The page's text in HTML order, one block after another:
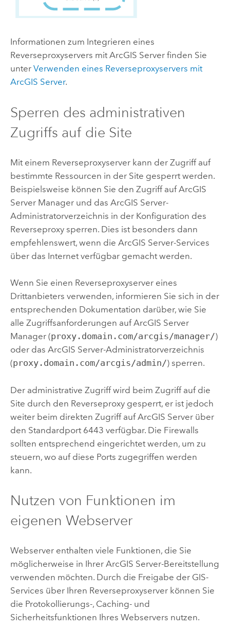
Informationen zum Integrieren eines
Reverseproxyservers mit ArcGIS Serverfinden Sie
unter Verwenden eines Reverseproxyservers mit
ArcGIS Server.
Sperren des administrativen
Zugriffs auf die Site
Mit einem Reverseproxyserver kann der Zugriff auf
bestimmte Ressourcen in der Site gesperrt werden.
Beispielsweise können Sie den Zugriff aufArcGIS
ServerManager und das ArcGIS Server-
Administratorverzeichnis in der Konfiguration des
Reverseproxy sperren. Dies ist besonders dann
empfehlenswert, wenn die ArcGIS Server-Services
über das Internet verfügbar gemacht werden.
Wenn Sie einen Reverseproxyserver eines
Drittanbieters verwenden, informieren Sie sich in der
entsprechenden Dokumentation darüber, wie Sie
alle Zugriffsanforderungen aufArcGIS Server
Manager (proxy.domain.com/arcgis/manager/)
oder das ArcGIS Server-Administratorverzeichnis
(proxy.domain.com/arcgis/admin/) sperren.
Der administrative Zugriff wird beim Zugriff auf die
Site durch den Reverseproxy gesperrt, er ist jedoch
weiter beim direkten Zugriff aufArcGIS Serverüber
den Standardport 6443 verfügbar. Die Firewalls
sollten entsprechend eingerichtet werden, um zu
steuern, wo auf diese Ports zugegriffen werden
kann.
Nutzen von Funktionen im
eigenen Webserver
Webserver enthalten viele Funktionen, die Sie
möglicherweise in Ihrer ArcGIS Server-Bereitstellung
verwenden möchten. Durch die Freigabe der GIS-
Services über Ihren Reverseproxyserver können Sie
die Protokollierungs-, Caching- und
Sicherheitsfunktionen Ihres Webservers nutzen.